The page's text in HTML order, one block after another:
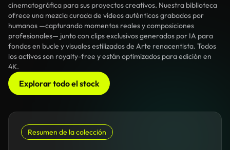
cinematográfica para sus proyectos creativos. Nuestra biblioteca
ofrece una mezcla curada de vídeos auténticos grabados por
humanos —capturando momentos reales y composiciones
profesionales— junto con clips exclusivos generados por IA para
fondos en bucle y visuales estilizados de Arte renacentista. Todos
los activos son royalty-free y están optimizados para edición en
4K.
Explorar todo el stock
Resumen de la colección